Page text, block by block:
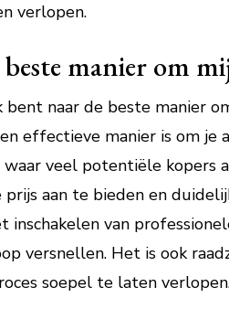
verlopen.
manier om
bent naar de beste manier
effectieve manier is om
veel potentiële kopers
prijs aan te bieden en
inschakelen van
versnellen. Het is ook
soepel te laten